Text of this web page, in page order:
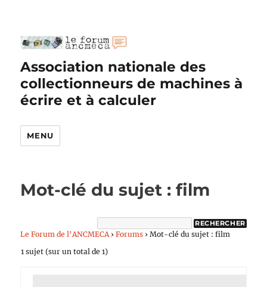
Association nationale des
collectionneurs de machines à
écrire et à calculer
MENU
Mot-clé du sujet : film
Le Forum de l’ANCMECA › Forums › Mot-clé du sujet : film
1 sujet (sur un total de 1)